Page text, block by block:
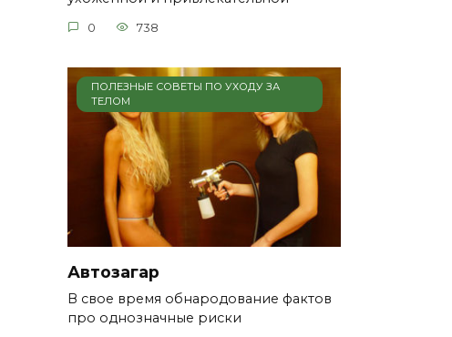
0 738
ПОЛЕЗНЫЕ СОВЕТЫ ПО УХОДУ ЗА
ТЕЛОМ
Автозагар
В свое время обнародование фактов
про однозначные риски